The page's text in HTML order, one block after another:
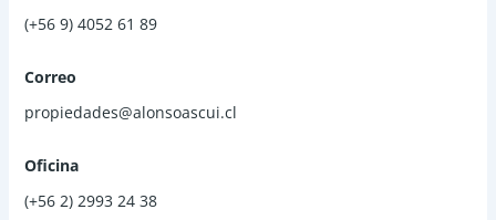
(+56 9) 4052 61 89
Correo
propiedades@alonsoascui.cl
Oficina
(+56 2) 2993 24 38